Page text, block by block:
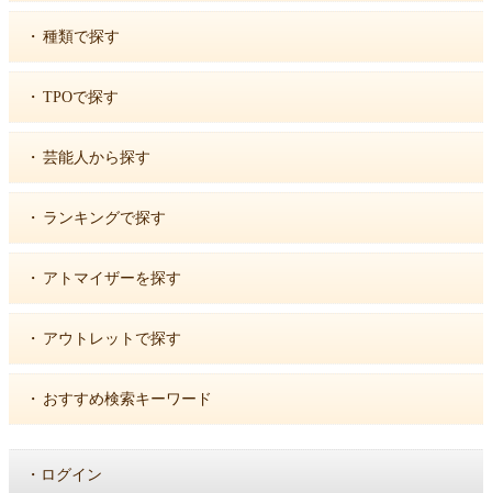
・ 種類で探す
・ TPOで探す
・ 芸能人から探す
・ ランキングで探す
・ アトマイザーを探す
・ アウトレットで探す
・ おすすめ検索キーワード
・ ログイン